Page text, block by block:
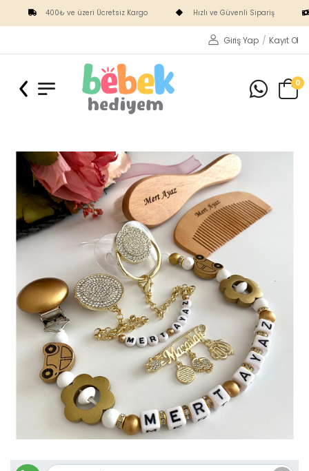
400₺ ve üzeri Ücretsiz Kargo Hızlı ve Güvenli Sipariş
Giriş Yap / Kayıt Ol
0